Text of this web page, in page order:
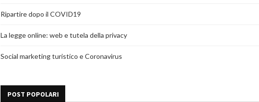
Ripartire dopo il COVID19
La legge online: web e tutela della privacy
Social marketing turistico e Coronavirus
POST POPOLARI